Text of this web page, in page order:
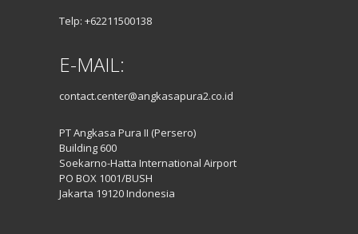
Telp: +62211500138
E-MAIL:
contact.center@angkasapura2.co.id
PT Angkasa Pura II (Persero)
Building 600
Soekarno-Hatta International Airport
PO BOX 1001/BUSH
Jakarta 19120 Indonesia